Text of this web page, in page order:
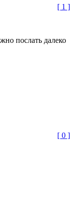
[ 1 ]
послать далеко
[ 0 ]